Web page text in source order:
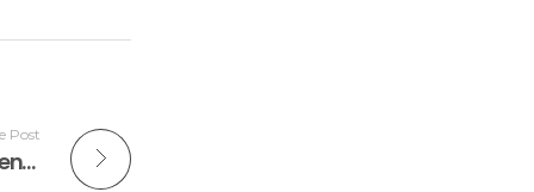
Post
En ‘Paciencia’, BlackMen construye identidad entre sonidos afro, dancehall y urbanos